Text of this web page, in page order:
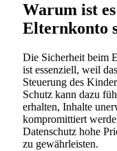
Warum ist
Elternkonto
Die Sicherheit beim
ist essenziell, weil
Steuerung des
Schutz kann dazu
erhalten, Inhalte
kompromittiert
Datenschutz hohe
zu gewährleisten.